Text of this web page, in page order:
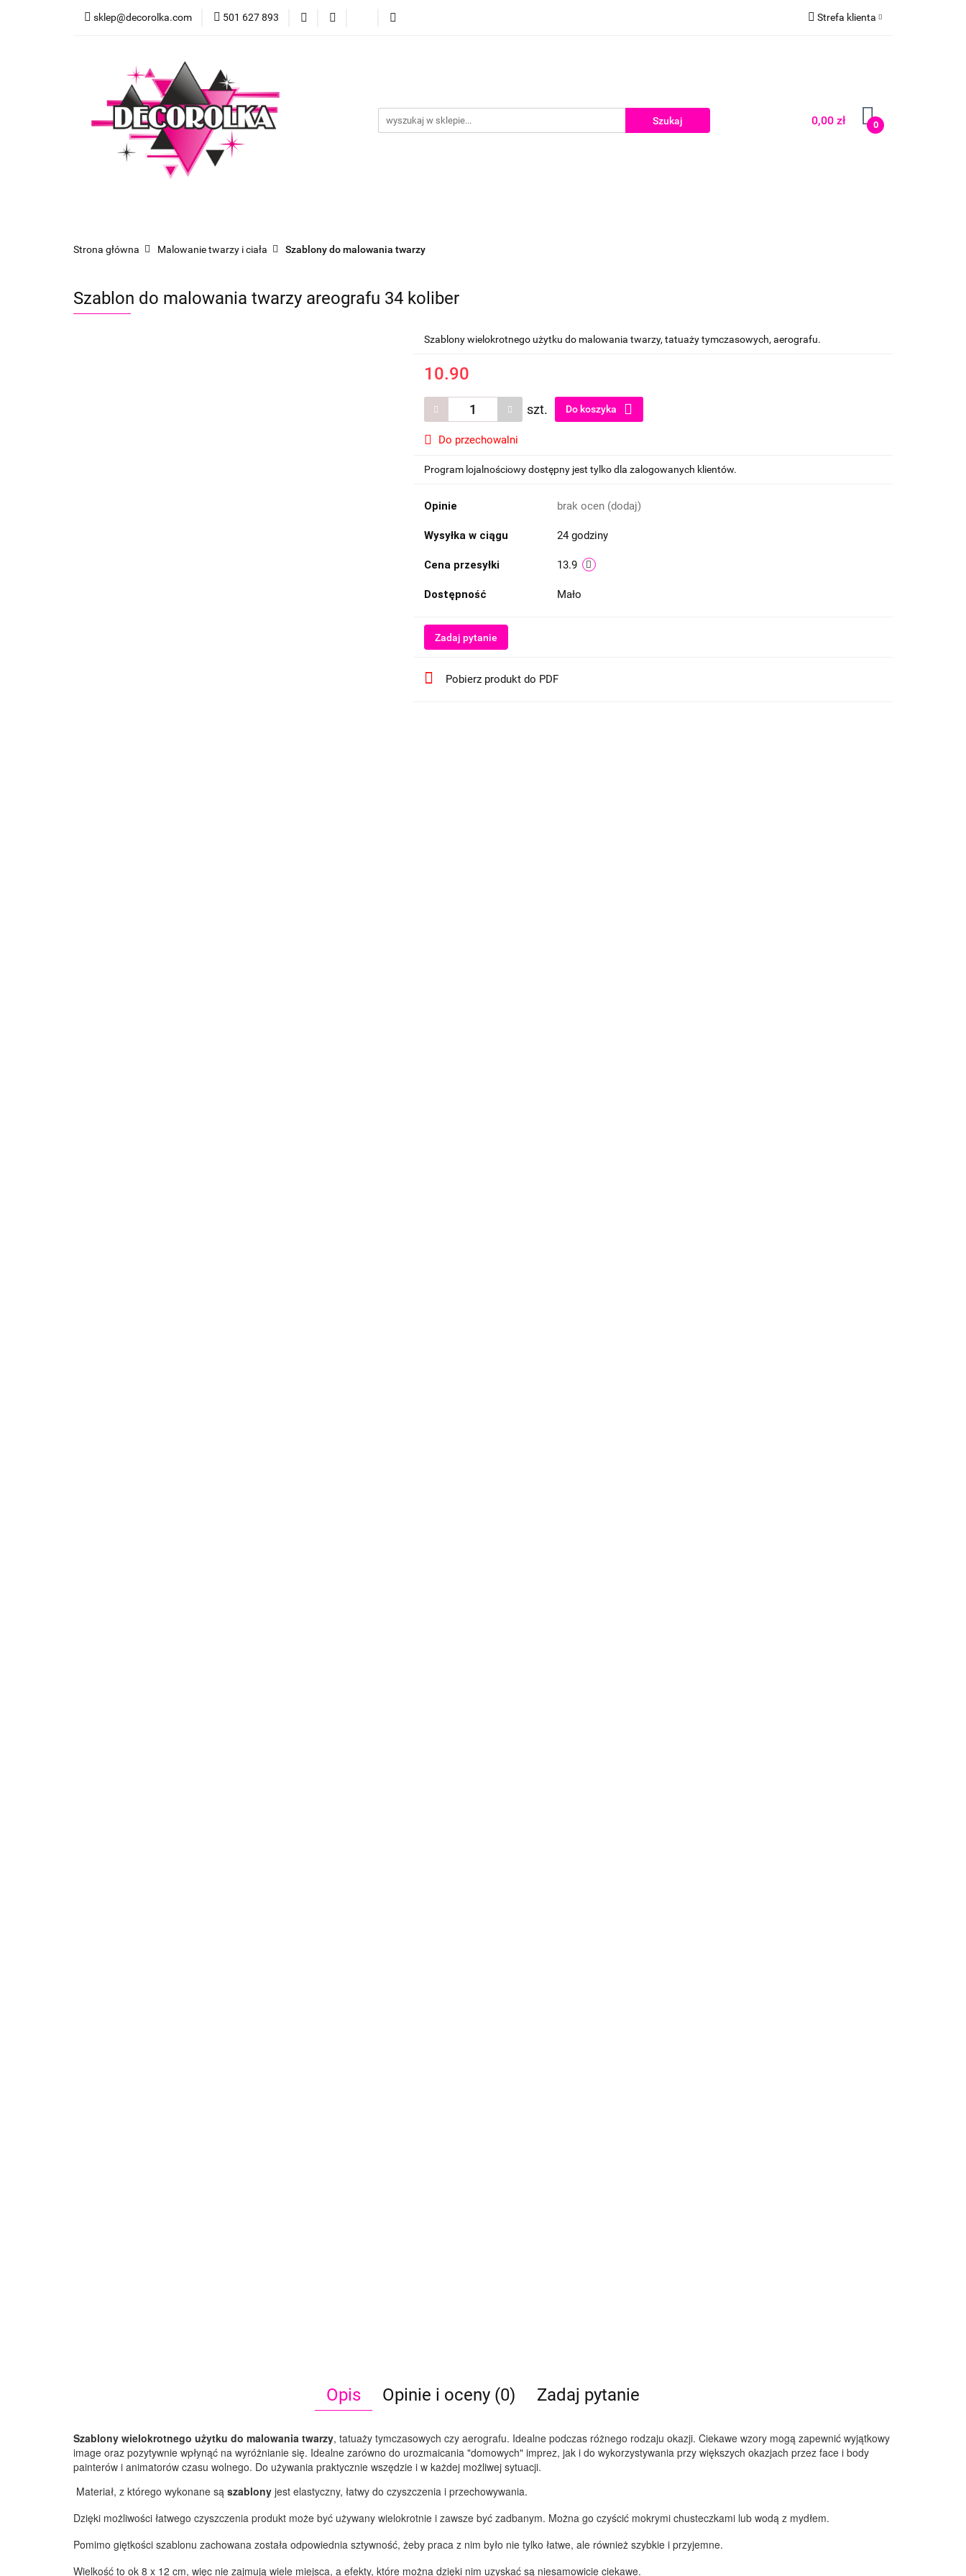
sklep@decorolka.com 501 627 893 Strefa klienta
0,00 zł 0
Strona główna Malowanie twarzy i ciała Szablony do malowania twarzy
Szablon do malowania twarzy areografu 34 koliber
Szablony wielokrotnego użytku do malowania twarzy, tatuaży tymczasowych, aerografu.
10.90
szt. Do koszyka
Do przechowalni
Program lojalnościowy dostępny jest tylko dla zalogowanych klientów.
Opinie brak ocen (dodaj)
Wysyłka w ciągu 24 godziny
Cena przesyłki 13.9
Dostępność Mało
Zadaj pytanie
Pobierz produkt do PDF
Opis Opinie i oceny (0) Zadaj pytanie
Szablony wielokrotnego użytku do malowania twarzy, tatuaży tymczasowych czy aerografu. Idealne podczas różnego rodzaju okazji. Ciekawe wzory mogą zapewnić wyjątkowy
image oraz pozytywnie wpłynąć na wyróżnianie się. Idealne zarówno do urozmaicania "domowych" imprez, jak i do wykorzystywania przy większych okazjach przez face i body
painterów i animatorów czasu wolnego. Do używania praktycznie wszędzie i w każdej możliwej sytuacji.
Materiał, z którego wykonane są szablony jest elastyczny, łatwy do czyszczenia i przechowywania.
Dzięki możliwości łatwego czyszczenia produkt może być używany wielokrotnie i zawsze być zadbanym. Można go czyścić mokrymi chusteczkami lub wodą z mydłem.
Pomimo giętkości szablonu zachowana została odpowiednia sztywność, żeby praca z nim było nie tylko łatwe, ale również szybkie i przyjemne.
Wielkość to ok 8 x 12 cm, więc nie zajmują wiele miejsca, a efekty, które można dzięki nim uzyskać są niesamowicie ciekawe.